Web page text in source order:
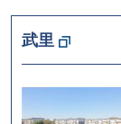
武里